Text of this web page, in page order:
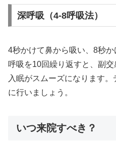
深呼吸（4-8呼吸法）
4秒かけて鼻から吸い、8秒
呼吸を10回繰り返すと、副
入眠がスムーズになります
に行いましょう。
いつ来院すべき？